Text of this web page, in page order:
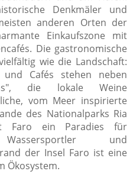
Denkmäler und
anderen Orten der
Einkaufszone mit
Die gastronomische
wie die Landschaft:
und Cafés stehen neben
die lokale Weine
vom Meer inspirierte
des Nationalparks Ria
Faro ein Paradies für
Wassersportler und
der Insel Faro ist eine
Ökosystem.